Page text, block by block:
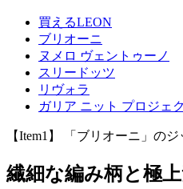
買えるLEON
ブリオーニ
ヌメロ ヴェントゥーノ
スリードッツ
リヴォラ
ガリア ニット プロジェ
【Item1】 「ブリオーニ」の
繊細な編み柄と極